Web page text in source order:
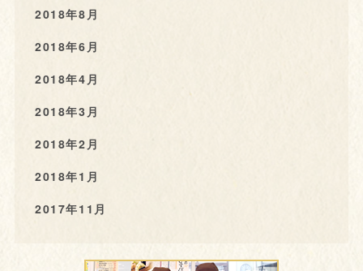
2018年8月
2018年6月
2018年4月
2018年3月
2018年2月
2018年1月
2017年11月